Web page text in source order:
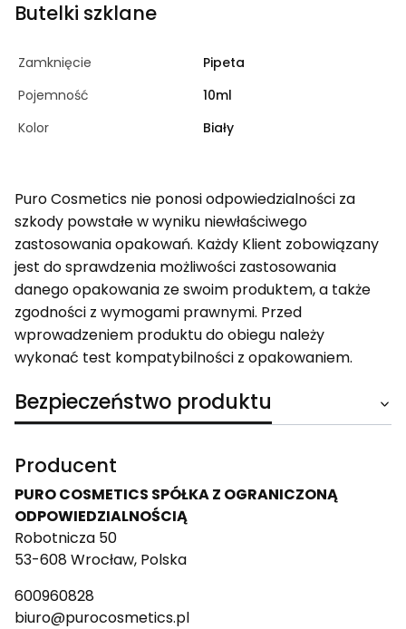
Butelki szklane
Zamknięcie
Pipeta
Pojemność
10ml
Kolor
Biały
Puro Cosmetics nie ponosi odpowiedzialności za
szkody powstałe w wyniku niewłaściwego
zastosowania opakowań. Każdy Klient zobowiązany
jest do sprawdzenia możliwości zastosowania
danego opakowania ze swoim produktem, a także
zgodności z wymogami prawnymi. Przed
wprowadzeniem produktu do obiegu należy
wykonać test kompatybilności z opakowaniem.
Bezpieczeństwo produktu
Producent
PURO COSMETICS SPÓŁKA Z OGRANICZONĄ
ODPOWIEDZIALNOŚCIĄ
Robotnicza 50
53-608 Wrocław, Polska
600960828
biuro@purocosmetics.pl